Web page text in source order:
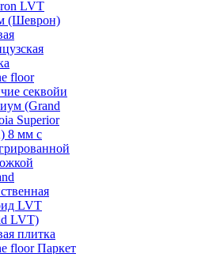
LVT
(Шеврон)
floor
секвойи
(Grand
Superior
8 мм с
LVT
LVT)
плитка
floor Паркет